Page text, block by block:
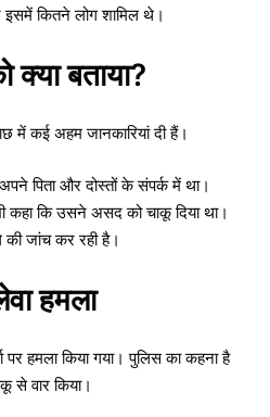
इसमें कितने लोग शामिल थे।
बताया?
में कई अहम जानकारियां दी हैं।
पिता और दोस्तों के संपर्क में था।
कहा कि उसने असद को चाकू दिया था।
जांच कर रही है।
हमला
पर हमला किया गया। पुलिस का कहना है
से वार किया।